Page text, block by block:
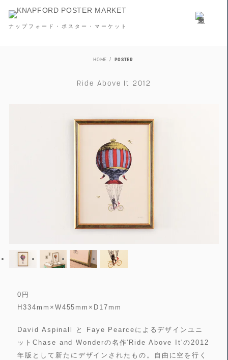
ナップフォード・ポスター・マーケット
HOME POSTER
Ride Above It 2012
0 円
H334mm×W455mm×D17mm
David Aspinall と Faye Pearceによるデザインユニ
ットChase and Wonderの名作'Ride Above It'の2012
年版として新たにデザインされたもの。自由に空を行く